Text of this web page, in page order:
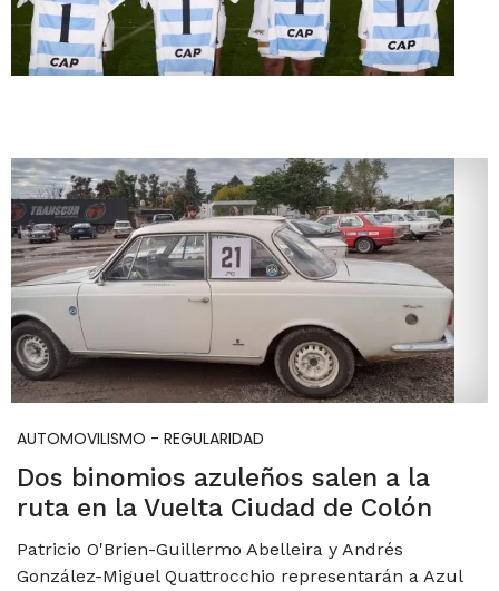
AUTOMOVILISMO - REGULARIDAD
Dos binomios azuleños salen a la
ruta en la Vuelta Ciudad de Colón
Patricio O'Brien-Guillermo Abelleira y Andrés
González-Miguel Quattrocchio representarán a Azul